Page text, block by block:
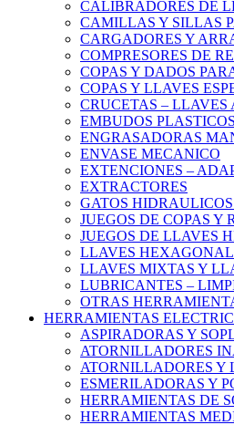
CALIBRADORES DE
CAMILLAS Y SILLAS
CARGADORES Y
COMPRESORES DE
COPAS Y DADOS
COPAS Y LLAVES
CRUCETAS –
EMBUDOS PLASTICOS
ENGRASADORAS
ENVASE MECANICO
EXTENCIONES –
EXTRACTORES
GATOS
JUEGOS DE COPAS Y
JUEGOS DE LLAVES
LLAVES
LLAVES MIXTAS Y
LUBRICANTES –
OTRAS
HERRAMIENTAS
ASPIRADORAS Y
ATORNILLADORES
ATORNILLADORES Y
ESMERILADORAS Y
HERRAMIENTAS DE
HERRAMIENTAS